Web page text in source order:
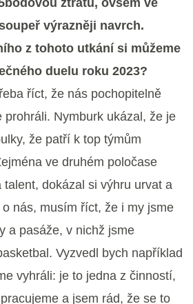
ztrátu, ovšem ve
výrazněji navrch.
z tohoto utkání si můžeme
duelu roku 2023?
říct, že nás pochopitelně
prohráli. Nymburk ukázal, že je
že patří k top týmům
ve druhém poločase
dokázal si výhru urvat a
nás, musím říct, že i my jsme
a pasáže, v nichž jsme
Vyzvedl bych například
vyhráli: je to jedna z činností,
a jsem rád, že se to